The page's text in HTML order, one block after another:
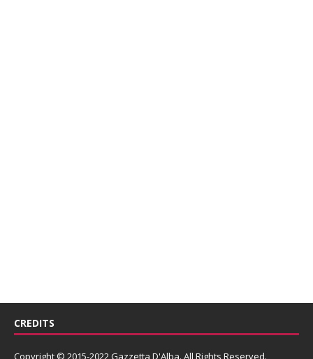
CREDITS
Copyright © 2015-2022 Gazzetta D'Alba. All Rights Reserved.